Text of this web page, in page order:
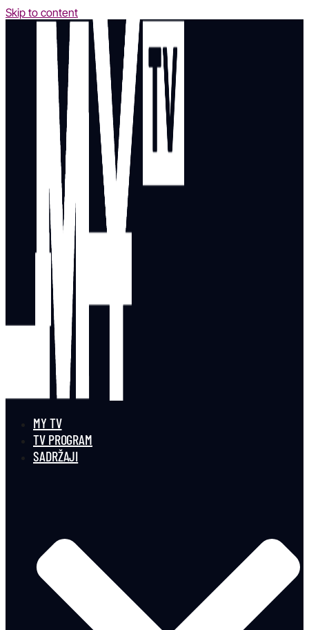
Skip to content
MY TV
TV PROGRAM
SADRŽAJI